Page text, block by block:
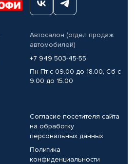
Автосалон (отдел продаж
автомобилей)
+7 949 503-45-55
Пн-Пт с 09.00 до 18.00, Сб с
9.00 до 15.00
Согласие посетителя сайта
на обработку
персональных данных
Политика
конфиденциальности